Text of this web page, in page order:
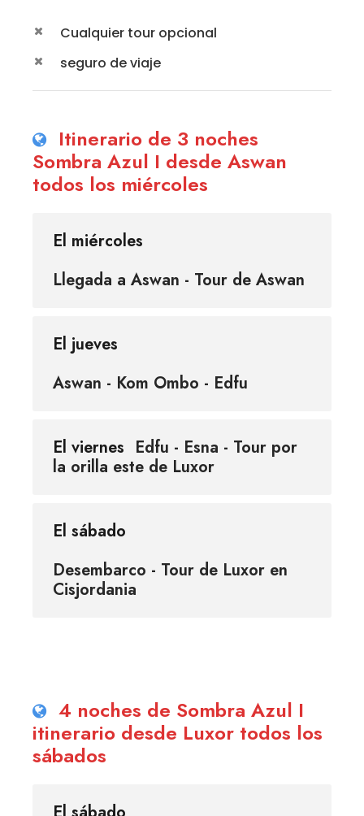
Cualquier tour opcional
seguro de viaje
Itinerario de 3 noches
Sombra Azul I desde Aswan
todos los miércoles
El miércoles
Llegada a Aswan - Tour de Aswan
El jueves
Aswan - Kom Ombo - Edfu
El viernes Edfu - Esna - Tour por
la orilla este de Luxor
El sábado
Desembarco - Tour de Luxor en
Cisjordania
4 noches de Sombra Azul I
itinerario desde Luxor todos los
sábados